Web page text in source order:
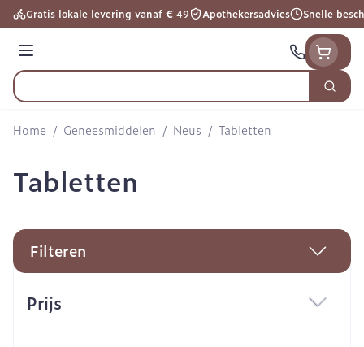
Ga naar de inhoud
Gratis lokale levering vanaf € 49 Apothekersadvies Snelle
Menu
Product, merk, categorie...
Zoek
Home / Geneesmiddelen / Neus / Tabletten
Tabletten
Filteren
Prijs